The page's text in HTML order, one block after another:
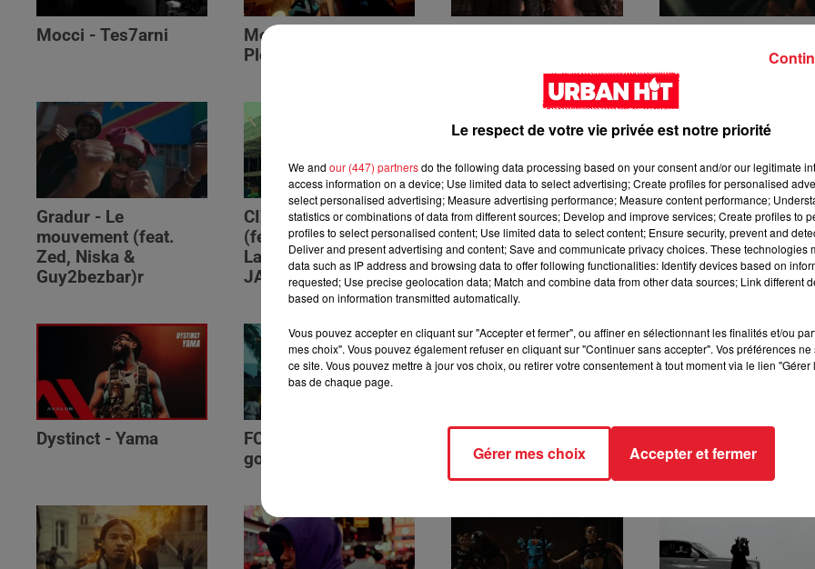
Mocci - Tes7arni
Monsieur Nov‬ -
Please (feat. RSKO)
interlude Yorssy
Gradur - Le
mouvement (feat.
Zed, Niska &
Guy2bezbar)r
CIZA - Isaka II (6am)
(feat. Tems, Omah
Lay, Thukuthela &
JAZZWRLD)
Siaka & Dr. Yaro - Les
Limites
Kore & Zamdane -
Dalí
Dystinct - Yama
FOLA & Victony -
golibe
Génération Impolie
Le respect de votre vie privée est notre priorité
We and our (447) partnersdo the following data processing based on your consent and/or our legitimate
access information on a device; Use limited data to select advertising; Create profiles for personalised
select personalised advertising; Measure advertising performance; Measure content performance;
statistics or combinations of data from different sources; Develop and improve services; Create profiles to
profiles to select personalised content; Use limited data to select content; Ensure security, prevent and
Deliver and present advertising and content; Save and communicate privacy choices. These technologies
data such as IP address and browsing data to offer following functionalities: Identify devices based on
requested; Use precise geolocation data; Match and combine data from other data sources; Link different
based on information transmitted automatically.
Vous pouvez accepter en cliquant sur "Accepter et fermer", ou affiner en sélectionnant les finalités et/ou
mes choix". Vous pouvez également refuser en cliquant sur "Continuer sans accepter". Vos préférences
ce site. Vous pouvez mettre à jour vos choix, ou retirer votre consentement à tout moment via le lien
bas de chaque page.
Gérer mes choix Accepter et fermer